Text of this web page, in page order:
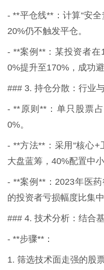
- **平仓线**：计算“安
20%仍不触发平仓。
- **案例**：某投资者
0%提升至170%，成功
### 3. 持仓分散：行业
- **原则**：单只股票
0%。
- **方法**：采用“核心+
大盘蓝筹，40%配置中小
- **案例**：2023年医
的投资者亏损幅度比集
### 4. 技术分析：结合
- **步骤**：
1. 筛选技术面走强的股